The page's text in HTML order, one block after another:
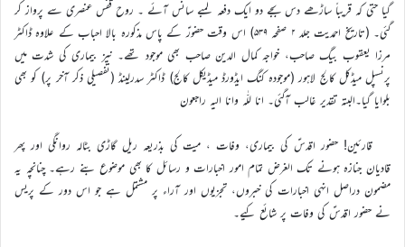
گیا حتی کہ قریباً ساڑھے دس بجے دو ایک دفعہ لمبے سانس آئے ۔ روح قفس عنصری سے پرواز کر
گئی۔ (تاریخ احمدیت جلد ۲ صفحہ ۵۳۹) اس وقت حضورؑ کے پاس مذکورہ بالا احباب کے علاوہ ڈاکٹر
مرزا یعقوب بیگ صاحب، خواجہ کمال الدین صاحب بھی موجود تھے۔ نیز بیماری کی شدت میں
پرنسپل میڈکل کالج لاہور (موجودہ کنگ ایڈورڈ میڈیکل کالج) ڈاکٹر سدرلینڈ (تفصیلی ذکر آخر پر) کو بھی
بلوایا گیا۔البتہ تقدیر غالب آگئی۔ انا للّٰہ وانا الیہ راجعون
قارئین! حضور اقدسؑ کی بیماری، وفات ، میت کی بذریعہ ریل گاڑی بٹالہ روانگی اور پھر
قادیان جنازہ ہونے تک الغرض تمام امور اخبارات و رسائل کا بھی موضوع بنے رہے۔ چنانچہ یہ
مضمون دراصل انہی اخبارات کی خبروں، تجزیوں اور آراء پر مشتمل ہے جو اس دور کے پریس
نے حضور اقدسؑ کی وفات پر شائع کیے۔